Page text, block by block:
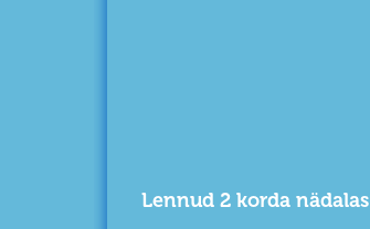
Lennud 2 korda nädalas